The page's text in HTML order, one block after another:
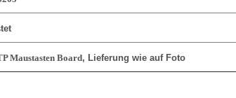
Maustasten Board, Lieferung wie auf Foto